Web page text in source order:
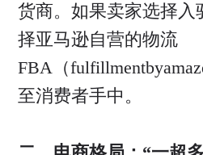
货商。如果卖家选择入
择亚马逊自营的物流
FBA（
至消费者手中。